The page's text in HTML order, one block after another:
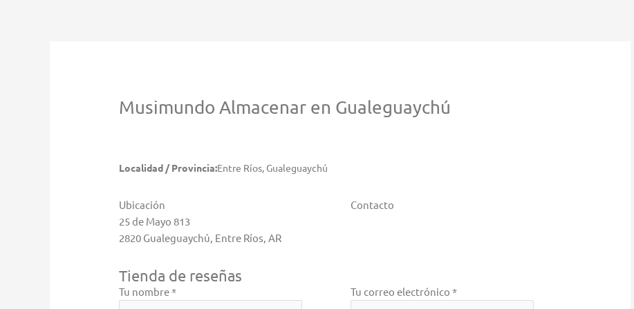
MusimundoAlmacenar en Gualeguaychú
Localidad / Provincia:Entre Ríos, Gualeguaychú
Ubicación
25 de Mayo 813
2820 Gualeguaychú, Entre Ríos, AR
Contacto
Tienda de reseñas
Tu nombre * Tu correo electrónico *